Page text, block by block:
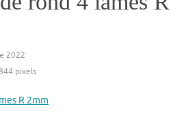
2022
pixels